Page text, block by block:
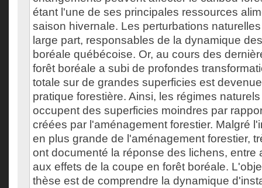
étant l'une de ses principales ressources
saison hivernale. Les perturbations
large part, responsables de la dynamique
boréale québécoise. Or, au cours des
forêt boréale a subi de profondes
totale sur de grandes superficies est
pratique forestière. Ainsi, les régimes
occupent des superficies moindres par
créées par l'aménagement forestier. Malgré
en plus grande de l'aménagement forestier,
ont documenté la réponse des lichens, entre
aux effets de la coupe en forêt boréale.
thèse est de comprendre la dynamique